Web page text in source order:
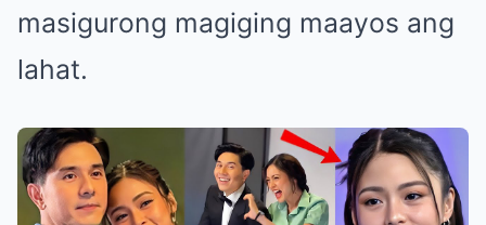
masigurong magiging maayos ang
lahat.